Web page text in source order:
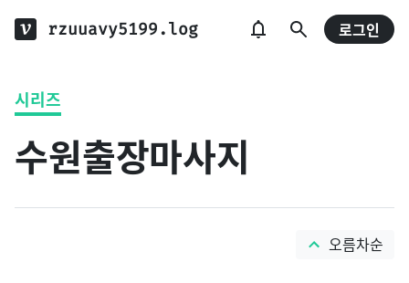
rzuuavy5199.log 로그인
시리즈
수원출장마사지
오름차순